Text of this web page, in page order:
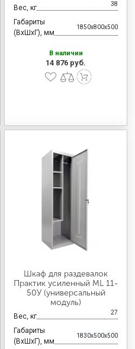
Вес, кг 38
Габариты
(ВхШхГ), мм
1850x800x500
В наличии
14 876 руб.
Шкаф для раздевалок
Практик усиленный ML 11-
50У (универсальный
модуль)
Вес, кг 27
Габариты
(ВхШхГ), мм
1830x500x500